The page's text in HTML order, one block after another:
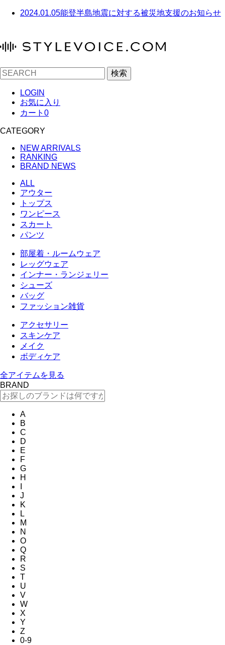
2024.01.05能登半島地震に対する被災地支援のお知らせ
検索
LOGIN
お気に入り
カート 0
CATEGORY
NEW ARRIVALS
RANKING
BRAND NEWS
ALL
アウター
トップス
ワンピース
スカート
パンツ
部屋着・ルームウェア
レッグウェア
インナー・ランジェリー
シューズ
バッグ
ファッション雑貨
アクセサリー
スキンケア
メイク
ボディケア
全アイテムを見る
BRAND
A
B
C
D
E
F
G
H
J
K
L
M
N
O
Q
R
S
T
U
V
W
X
Y
Z
0-9